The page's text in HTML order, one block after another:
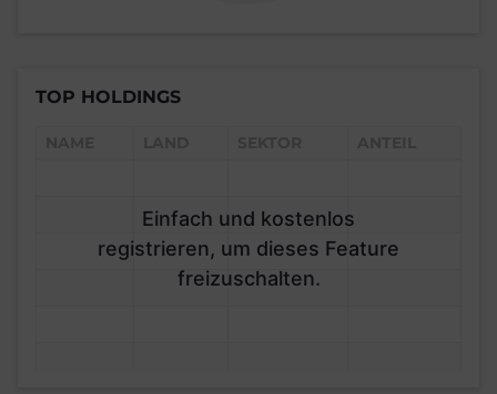
TOP HOLDINGS
Einfach und kostenlos
registrieren, um dieses Feature
freizuschalten.